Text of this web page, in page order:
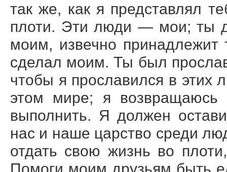
так же, как я представлял
плоти. Эти люди — мои; ты
моим, извечно
сделал моим. Ты был
чтобы я прославился в этих
этом мире; я возвращаюсь
выполнить. Я должен
нас и наше царство среди
отдать свою жизнь во
Помоги моим друзьям быть